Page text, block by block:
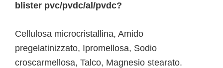
blister pvc/pvdc/al/pvdc?
Cellulosa microcristallina, Amido
pregelatinizzato, Ipromellosa, Sodio
croscarmellosa, Talco, Magnesio stearato.